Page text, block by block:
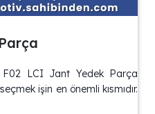
LCI Jant Yedek Parça
işin en önemli kısmıdır.